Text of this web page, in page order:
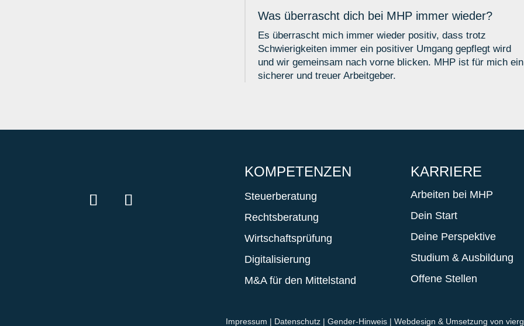
Was überrascht dich bei MHP immer wieder?
Es überrascht mich immer wieder positiv, dass trotz
Schwierigkeiten immer ein positiver Umgang gepflegt wird
und wir gemeinsam nach vorne blicken. MHP ist für mich ein
sicherer und treuer Arbeitgeber.
KOMPETENZEN
Steuerberatung
Rechtsberatung
Wirtschaftsprüfung
Digitalisierung
M&A für den Mittelstand
KARRIERE
Arbeiten bei MHP
Dein Start
Deine Perspektive
Studium & Ausbildung
Offene Stellen
Impressum | Datenschutz | Gender-Hinweis | Webdesign & Umsetzung von